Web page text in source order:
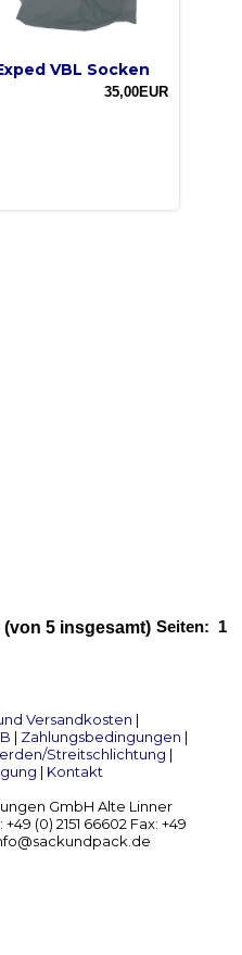
VBL Socken
35,00EUR
Seiten: 1
(von 5 insgesamt)
Versandkosten |
| Zahlungsbedingungen |
Streitschlichtung |
| Kontakt
GmbH Alte Linner
(0) 2151 66602 Fax: +49